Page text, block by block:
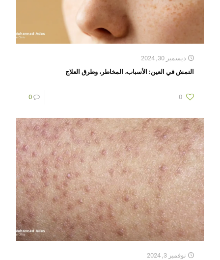
ديسمبر 30, 2024
النمش في العين: الأسباب، المخاطر، وطرق العلاج
0
0
نوفمبر 3, 2024